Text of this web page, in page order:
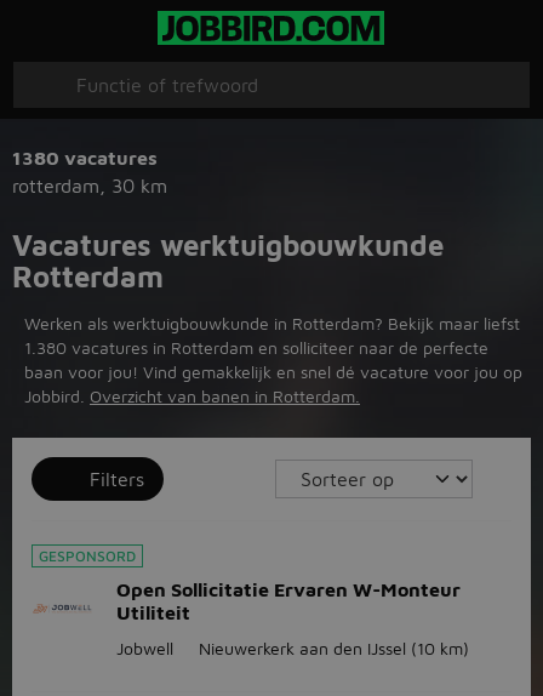
1380 vacatures
rotterdam
30 km
Vacatures werktuigbouwkunde
Rotterdam
Werken als werktuigbouwkunde in Rotterdam? Bekijk maar liefst
1.380 vacatures in Rotterdam en solliciteer naar de perfecte
baan voor jou! Vind gemakkelijk en snel dé vacature voor jou op
Jobbird. Overzicht van banen in Rotterdam.
Filters
GESPONSORD
Open Sollicitatie Ervaren W-Monteur
Utiliteit
Jobwell Nieuwerkerk aan den IJssel (10 km)